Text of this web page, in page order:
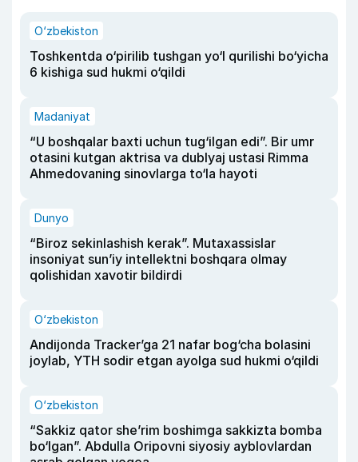
O‘zbekiston
Toshkentda o‘pirilib tushgan yo‘l qurilishi bo‘yicha
6 kishiga sud hukmi o‘qildi
Madaniyat
“U boshqalar baxti uchun tug‘ilgan edi”. Bir umr
otasini kutgan aktrisa va dublyaj ustasi Rimma
Ahmedovaning sinovlarga to‘la hayoti
Dunyo
“Biroz sekinlashish kerak”. Mutaxassislar
insoniyat sun’iy intellektni boshqara olmay
qolishidan xavotir bildirdi
O‘zbekiston
Andijonda Tracker’ga 21 nafar bog‘cha bolasini
joylab, YTH sodir etgan ayolga sud hukmi o‘qildi
O‘zbekiston
“Sakkiz qator she’rim boshimga sakkizta bomba
bo‘lgan”. Abdulla Oripovni siyosiy ayblovlardan